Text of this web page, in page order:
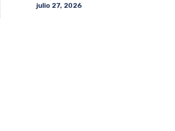
julio 27, 2026